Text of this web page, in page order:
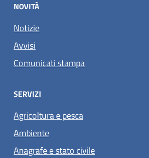
NOVITÀ
Notizie
Avvisi
Comunicati stampa
SERVIZI
Agricoltura e pesca
Ambiente
Anagrafe e stato civile